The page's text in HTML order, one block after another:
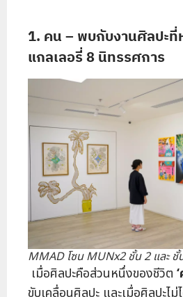
1. คน – พบกับงานศิลปะที่
แกลเลอรี่ 8 นิทรรศการ
MMAD โซน MUNx2 ชั้น 2 และ
เมื่อศิลปะคือส่วนหนึ่งของชีวิต
ขับเคลื่อนศิลปะ และเมื่อศิลปะไ